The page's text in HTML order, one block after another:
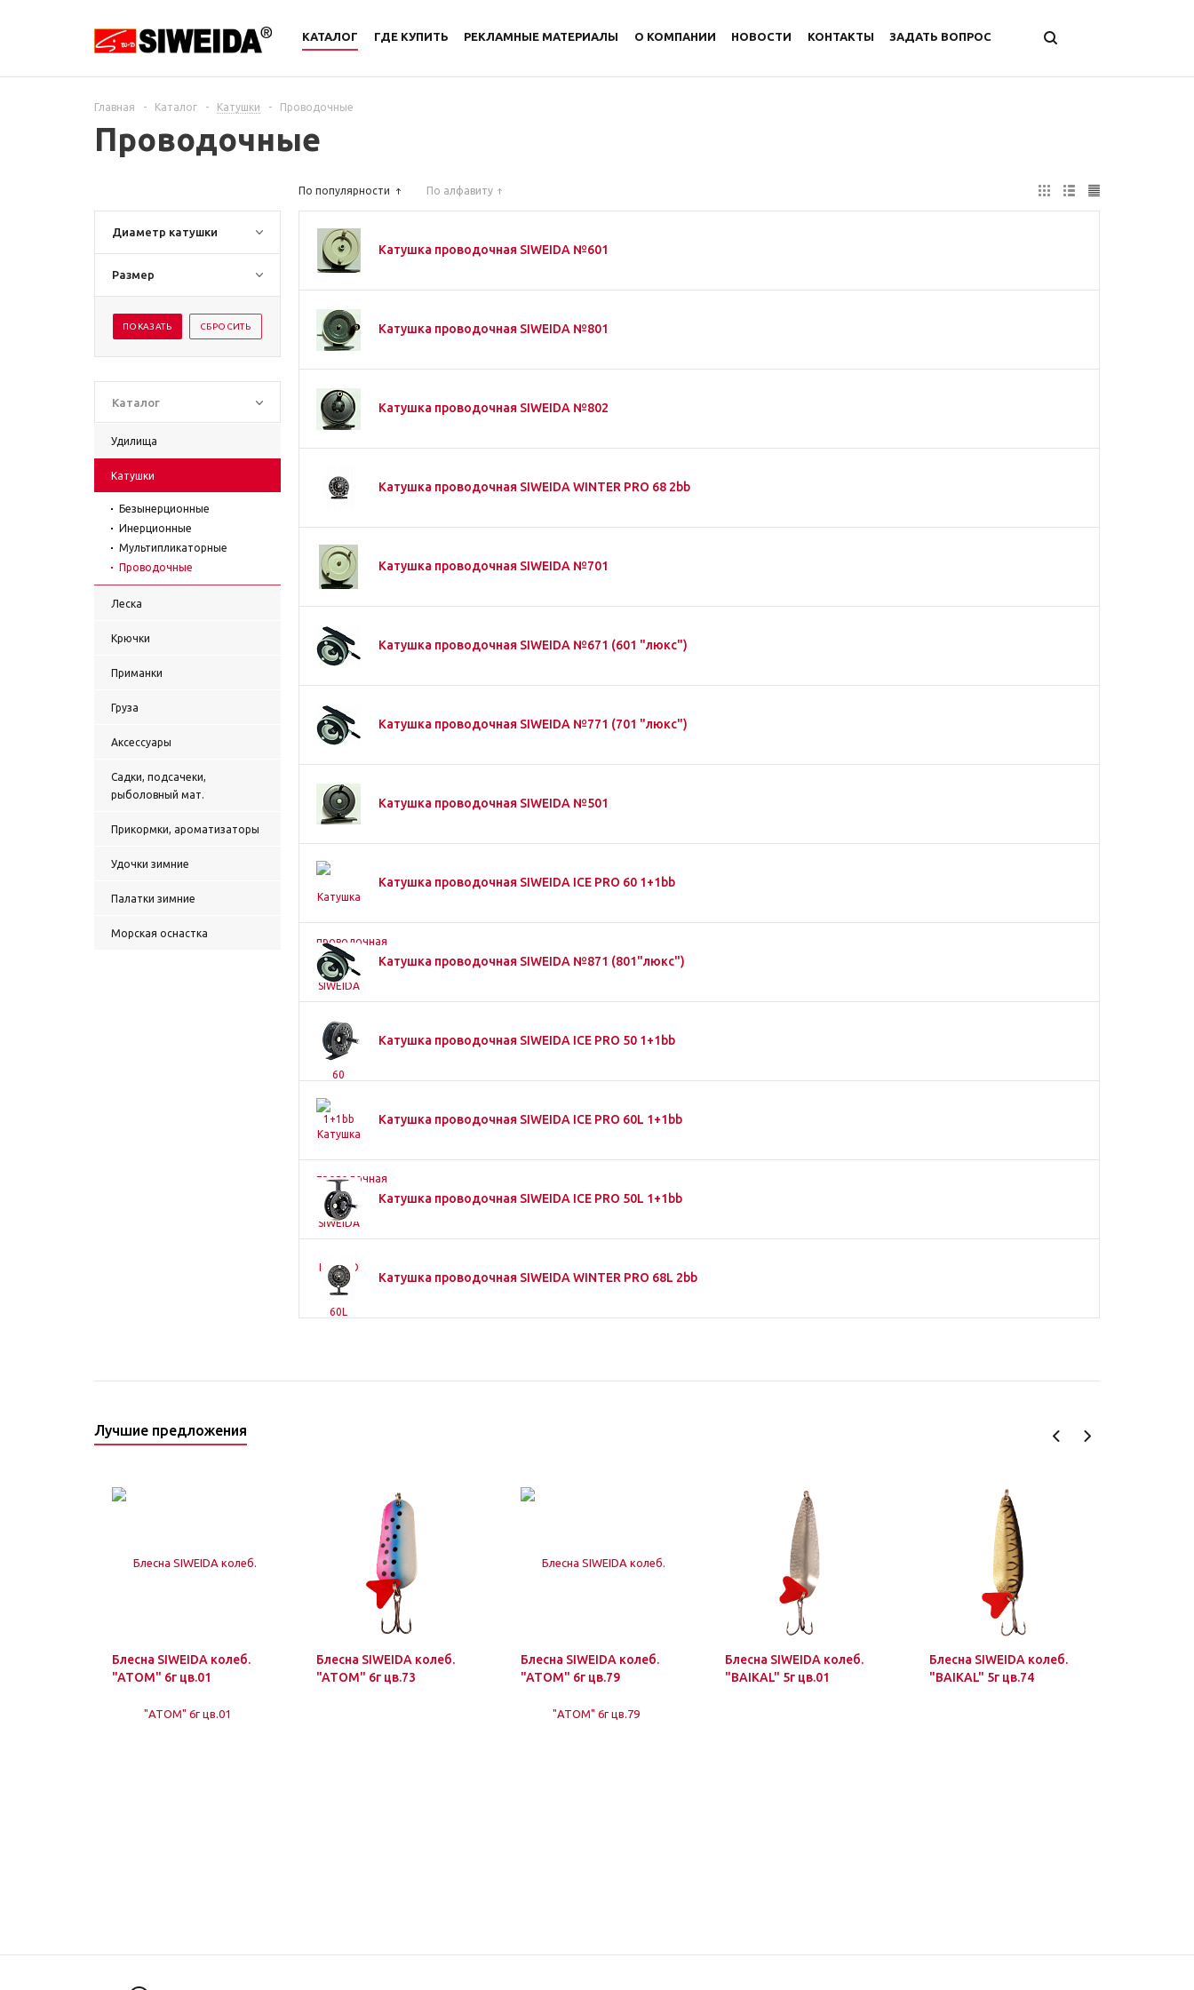
КАТАЛОГ ГДЕ КУПИТЬ РЕКЛАМНЫЕ МАТЕРИАЛЫ О КОМПАНИИ НОВОСТИ КОНТАКТЫ ЗАДАТЬ ВОПРОС
Главная - Каталог - Катушки - Проводочные
Проводочные
Диаметр катушки
Размер
Каталог
Удилища
Катушки
Безынерционные
Инерционные
Мультипликаторные
Проводочные
Леска
Крючки
Приманки
Груза
Аксессуары
Садки, подсачеки,
рыболовный мат.
Прикормки, ароматизаторы
Удочки зимние
Палатки зимние
Морская оснастка
По популярности По алфавиту
Катушка проводочная SIWEIDA №601
Катушка проводочная SIWEIDA №801
Катушка проводочная SIWEIDA №802
Катушка проводочная SIWEIDA WINTER PRO 68 2bb
Катушка проводочная SIWEIDA №701
Катушка проводочная SIWEIDA №671 (601 "люкс")
Катушка проводочная SIWEIDA №771 (701 "люкс")
Катушка проводочная SIWEIDA №501
Катушка проводочная SIWEIDA ICE PRO 60 1+1bb
Катушка проводочная SIWEIDA №871 (801"люкс")
Катушка проводочная SIWEIDA ICE PRO 50 1+1bb
Катушка проводочная SIWEIDA ICE PRO 60L 1+1bb
Катушка проводочная SIWEIDA ICE PRO 50L 1+1bb
Катушка проводочная SIWEIDA WINTER PRO 68L 2bb
Лучшие предложения
Блесна SIWEIDA колеб.
"ATOM" 6г цв.01
Блесна SIWEIDA колеб.
"ATOM" 6г цв.73
Блесна SIWEIDA колеб.
"ATOM" 6г цв.79
Блесна SIWEIDA колеб.
"BAIKAL" 5г цв.01
Блесна SIWEIDA колеб.
"BAIKAL" 5г цв.74